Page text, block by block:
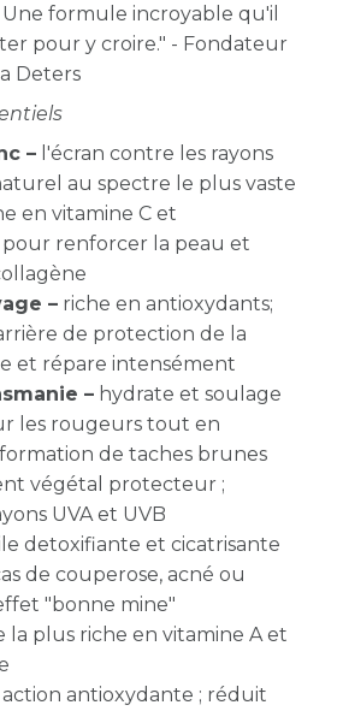
formule incroyable qu'il
pour y croire." - Fondateur
Deters
– l'écran contre les rayons
au spectre le plus vaste
en vitamine C et
renforcer la peau et
– riche en antioxydants;
de protection de la
et répare intensément
– hydrate et soulage
les rougeurs tout en
de taches brunes
végétal protecteur ;
UVA et UVB
detoxifiante et cicatrisante
de couperose, acné ou
"bonne mine"
la plus riche en vitamine A et
action antioxydante ; réduit